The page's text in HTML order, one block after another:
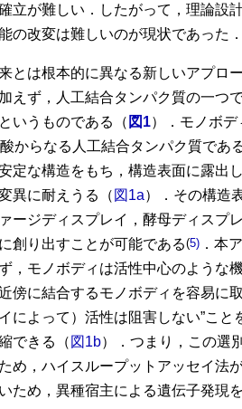
立が難しい．したがって，理論設
の改変は難しいのが現状であった．
とは根本的に異なる新しいアプロ
えず，人工結合タンパク質の一つ
いうものである（ 図1）．モノボ
からなる人工結合タンパク質で
定な構造をもち，構造表面に露出
異に耐えうる（ 図1a）．その構造
ージディスプレイ，酵母ディスプ
創り出すことが可能である(5) ．本
，モノボディは活性中心のような
傍に結合するモノボディを容易に
によって）活性は阻害しない”こ
できる（ 図1b）．つまり，この選
め，ハイスループットアッセイ法
ため，異種宿主による遺伝子発現